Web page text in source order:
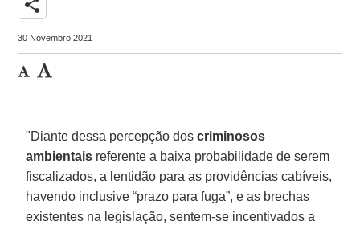
share
30 Novembro 2021
"Diante dessa percepção doscriminosos
ambientais referente a baixa probabilidade de serem
fiscalizados, a lentidão para as providências cabíveis,
havendo inclusive “prazo para fuga”, e as brechas
existentes na legislação, sentem-se incentivados a